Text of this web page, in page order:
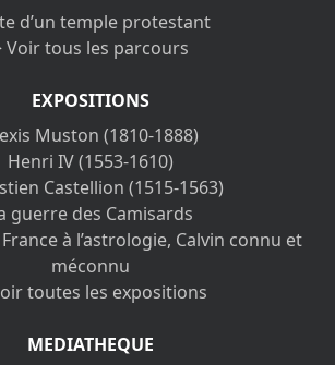
d’un temple protestant
Voir tous les parcours
EXPOSITIONS
Muston (1810-1888)
Henri IV (1553-1610)
Castellion (1515-1563)
guerre des Camisards
à l’astrologie, Calvin connu et
méconnu
toutes les expositions
MEDIATHEQUE